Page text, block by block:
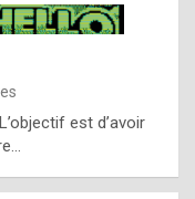
est d’avoir